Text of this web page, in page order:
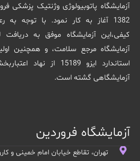
آزمایشگاه پاتوبیولوژی وژنتیک پزشکی
1382 آغاز به کار نمود. با توجه
کیفی،این آزمایشگاه موفق به دریافت
آزمایشگاه مرجع سلامت، و همچنین
استاندارد ایزو 15189
آزمایشگاهی گشته است.
آزمایشگاه فروردین